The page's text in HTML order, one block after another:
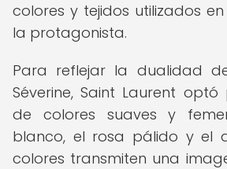
colores y tejidos utilizados
la protagonista.
Para reflejar la dualidad
Séverine, Saint Laurent
de colores suaves y
blanco, el rosa pálido y el
colores transmiten una